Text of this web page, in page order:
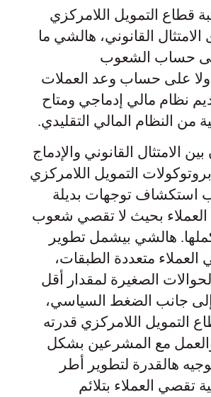
قطاع التمويل اللامركزي
القانوني، هالشي ما
حساب الشعوب
ولا على حساب وعد العملات
نظام مالي إدماجي ومتاح
من النظام المالي التقليدي.
الامتثال القانوني والإدماج
التمويل اللامركزي
استكشاف توجهات بديلة
العملاء بحيث لا تقصي شعوب
هالشي بيشمل تطوير
العملاء متعددة الطبقات،
الصغيرة لمقدار أقل
جانب الضغط السياسي،
التمويل اللامركزي قدرته
مع المشرعين بشكل
هالقدرة لتطوير أطر
تقصي العملاء بتلائم